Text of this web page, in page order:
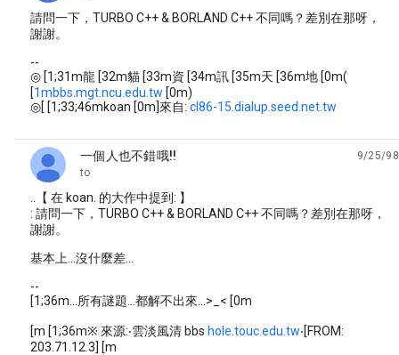
請問一下，TURBO C++ & BORLAND C++ 不同嗎？差別在那呀，
謝謝。
--
◎ [1;31m龍 [32m貓 [33m資 [34m訊 [35m天 [36m地 [0m(
[1mbbs.mgt.ncu.edu.tw [0m)
◎[ [1;33;46mkoan [0m]來自: cl86-15.dialup.seed.net.tw
一個人也不錯哦!!
unread,
9/25/98
to
..【 在 koan. 的大作中提到: 】
: 請問一下，TURBO C++ & BORLAND C++ 不同嗎？差別在那呀，
謝謝。
基本上...沒什麼差...
--
[1;36m...所有謎題...都解不出來...>_< [0m
[m [1;36m※ 來源:‧雲淡風清 bbs hole.touc.edu.tw‧[FROM:
203.71.12.3] [m